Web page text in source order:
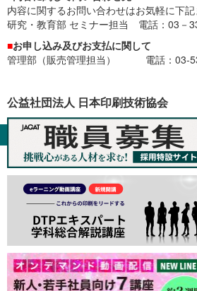
内容に関するお問い合わせはお気軽に下記
研究・教育部 セミナー担当 電話：03－
■お申し込み及びお支払に関して
管理部（販売管理担当） 電話：03-
公益社団法人 日本印刷技術協会